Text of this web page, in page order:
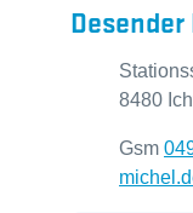
Adres
8480
E-mail